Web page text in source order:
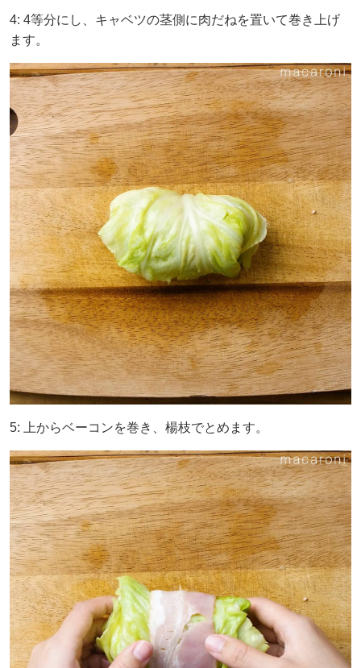
4: 4等分にし、キャベツの茎側に肉だねを置いて巻き上げ
ます。
5: 上からベーコンを巻き、楊枝でとめます。